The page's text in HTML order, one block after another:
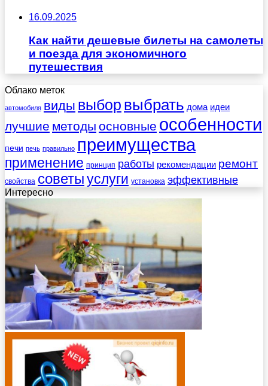
16.09.2025
Как найти дешевые билеты на самолеты
и поезда для экономичного
путешествия
Облако меток
автомобиля виды выбор выбрать дома идеи
лучшие методы основные особенности
печи печь правильно преимущества
применение принцип работы рекомендации ремонт
свойства советыуслуги установка эффективные
Интересно